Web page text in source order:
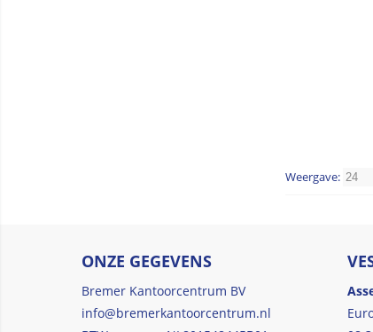
Weergave:
ONZE GEGEVENS
Bremer Kantoorcentrum BV
info@bremerkantoorcentrum.nl